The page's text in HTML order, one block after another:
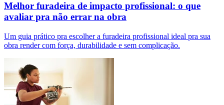
Melhor furadeira de impacto profissional: o que
avaliar pra não errar na obra
Um guia prático pra escolher a furadeira profissional ideal pra sua
obra render com força, durabilidade e sem complicação.